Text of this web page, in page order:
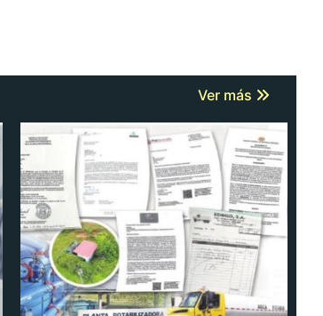
Ver más